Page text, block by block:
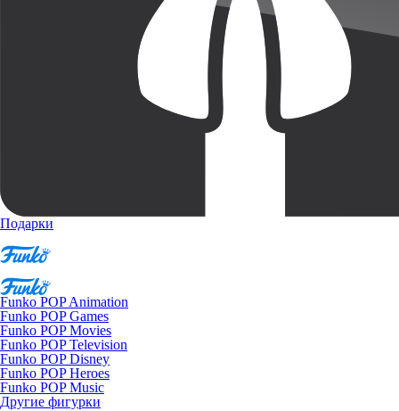
Подарки
Funko POP Animation
Funko POP Games
Funko POP Movies
Funko POP Television
Funko POP Disney
Funko POP Heroes
Funko POP Music
Другие фигурки